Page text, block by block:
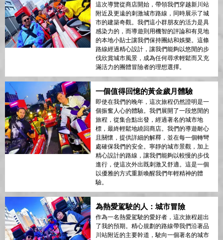
這次導覽從商店開始，帶領我們穿越新川站
附近及更遠的刺激城市路線，同時展示了城
市的建築奇觀。我們這小群朋友的活力是具
感染力的，而導遊則用機智的評論和有見地
的本地小貼士讓我們保持團結和娛樂。這條
路線經過精心設計，讓我們能夠以悠閒的步
伐欣賞城市風景，成為任何尋求輕鬆而又充
滿活力的團體冒險者的理想選擇。
一個值得回憶的黃金歲月體驗
即使在我們的晚年，這次旅程仍然證明是一
個振奮人心的體驗。我們展開了一段悠閒的
旅程，從集合點出發，經過著名的城市地
標，最終輕鬆地繞回商店。我們的導遊耐心
且關懷，提供詳細的解釋，並在每一個轉彎
處確保我們的安全。寧靜的城市景觀，加上
精心設計的路線，讓我們能夠以較慢的步伐
進行，使這次外出既刺激又舒適。這是一個
以優雅的方式重新喚醒我們年輕精神的體
驗。
為熱愛駕駛的人：城市冒險
作為一名熱愛駕駛的愛好者，這次旅程超出
了我的預期。精心規劃的路線帶我們沿著品
川站附近的主要幹道，駛向一個著名的城市